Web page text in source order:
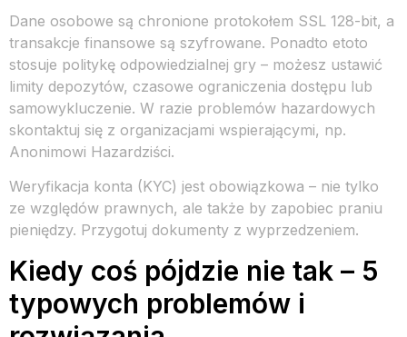
Dane osobowe są chronione protokołem SSL 128-bit, a
transakcje finansowe są szyfrowane. Ponadto etoto
stosuje politykę odpowiedzialnej gry – możesz ustawić
limity depozytów, czasowe ograniczenia dostępu lub
samowykluczenie. W razie problemów hazardowych
skontaktuj się z organizacjami wspierającymi, np.
Anonimowi Hazardziści.
Weryfikacja konta (KYC) jest obowiązkowa – nie tylko
ze względów prawnych, ale także by zapobiec praniu
pieniędzy. Przygotuj dokumenty z wyprzedzeniem.
Kiedy coś pójdzie nie tak – 5
typowych problemów i